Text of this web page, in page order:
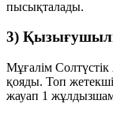
пысықталады.
3)
Мұғалім
қояды. Топ
жауап 1 жұлдызша